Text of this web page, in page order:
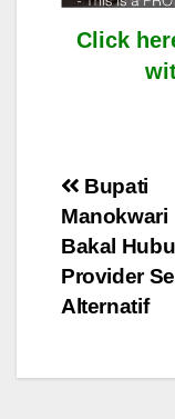
Click
Post
Bupati
Manokwari
Bakal
Provider
Alternatif